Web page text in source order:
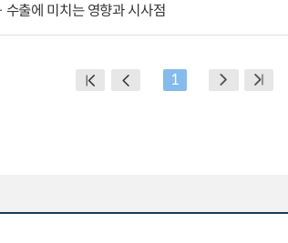
출에 미치는 영향과 시사점
1